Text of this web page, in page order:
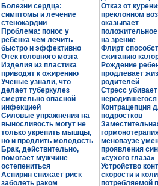
Болезни сердца:
симптомы и лечение
стенокардии
Проблема: понос у
ребенка чем лечить
быстро и эффективно
Отек головного мозга
Изделия из пластика
приводят к ожирению
Ученые узнали, что
делает туберкулез
смертельно опасной
инфекцией
Силовые упражнения на
выносливость могут не
только укрепить мышцы,
но и продлить молодость
Брак, действительно,
помогает мужчине
остепениться
Аспирин снижает риск
заболеть раком
Отказ от
преклонном
оказывает
на зрение
Флирт
сжиганию
Рождение
продлевает
родителей
Стресс
неродившегося
Контрацепция
подростков
менопаузе
проявления
«сухого глаза»
Устройство
скорости и
потребляемой